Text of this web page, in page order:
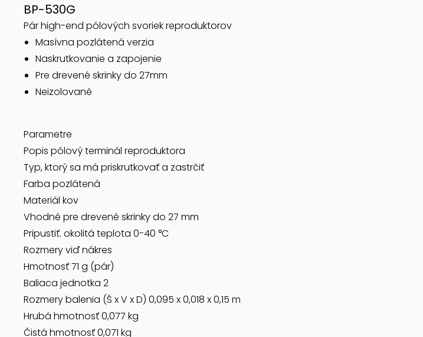
BP-530G
Pár high-end pólových svoriek reproduktorov
Masívna pozlátená verzia
Naskrutkovanie a zapojenie
Pre drevené skrinky do 27mm
Neizolované
Parametre
Popis pólový terminál reproduktora
Typ, ktorý sa má priskrutkovať a zastrčiť
Farba pozlátená
Materiál kov
Vhodné pre drevené skrinky do 27 mm
Pripustiť. okolitá teplota 0-40 °C
Rozmery viď nákres
Hmotnosť 71 g (pár)
Baliaca jednotka 2
Rozmery balenia (Š x V x D) 0,095 x 0,018 x 0,15 m
Hrubá hmotnosť 0,077 kg
Čistá hmotnosť 0,071 kg